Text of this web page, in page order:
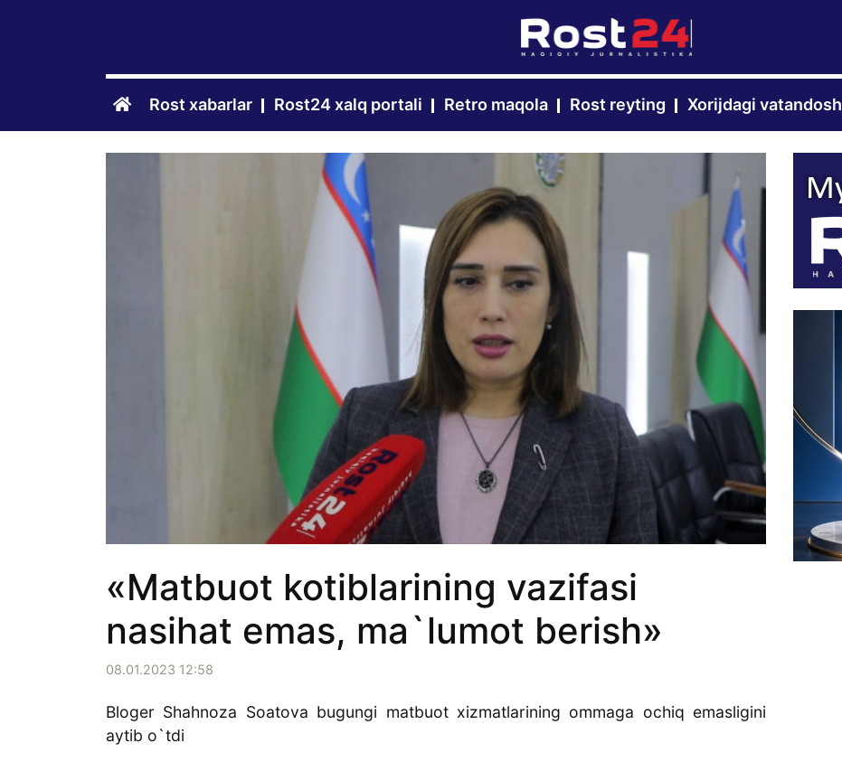
Rost xabarlar Rost24 xalq portali Retro maqola Rost reyting Xorijdagi vatandosh
«Matbuot kotiblarining vazifasi
nasihat emas, ma`lumot berish»
08.01.2023 12:58
Bloger Shahnoza Soatova bugungi matbuot xizmatlarining ommaga ochiq emasligini
aytib o`tdi